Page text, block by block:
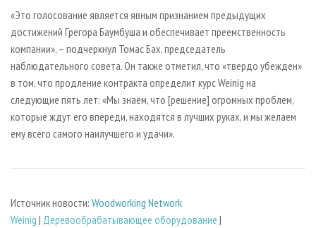
«Это голосование является явным признанием предыдущих
достижений Грегора Баумбуша и обеспечивает преемственность
компании», – подчеркнул Томас Бах, председатель
наблюдательного совета. Он также отметил, что «твердо убежден»
в том, что продление контракта определит курс Weinig на
следующие пять лет: «Мы знаем, что [решение] огромных проблем,
которые ждут его впереди, находятся в лучших руках, и мы желаем
ему всего самого наилучшего и удачи».
Источник новости: Woodworking Network
Weinig | Деревообрабатывающее оборудование |